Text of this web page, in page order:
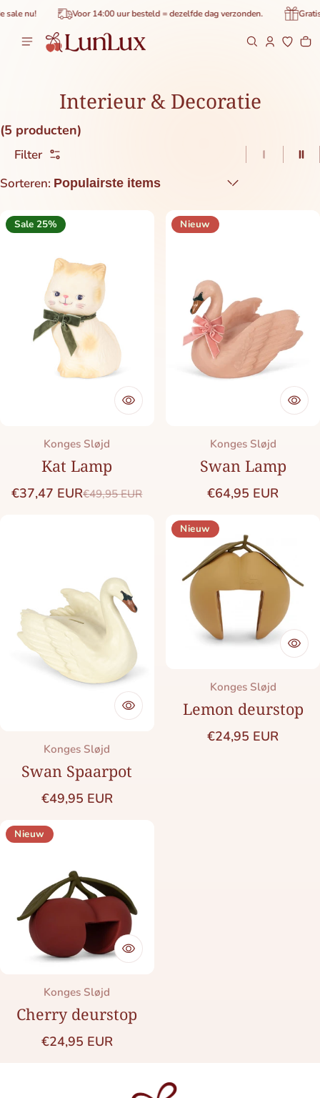
inhoud
nu! Voor 14:00 uur besteld = dezelfde dag verzonden. Gratis
0
Interieur & Decoratie
(5 producten)
Filter 1 item2
Sorteren:
Sale 25%
Merk:
Konges Sløjd
Kat Lamp
Saleprijs
€37,47 EURNormale prijs
€49,95 EUR
Nieuw
Merk:
Konges Sløjd
Swan Lamp
Normale prijs
€64,95 EUR
Merk:
Konges Sløjd
Swan Spaarpot
Normale prijs
€49,95 EUR
Nieuw
Merk:
Konges Sløjd
Lemon deurstop
Normale prijs
€24,95 EUR
Nieuw
Merk:
Konges Sløjd
Cherry deurstop
Normale prijs
€24,95 EUR